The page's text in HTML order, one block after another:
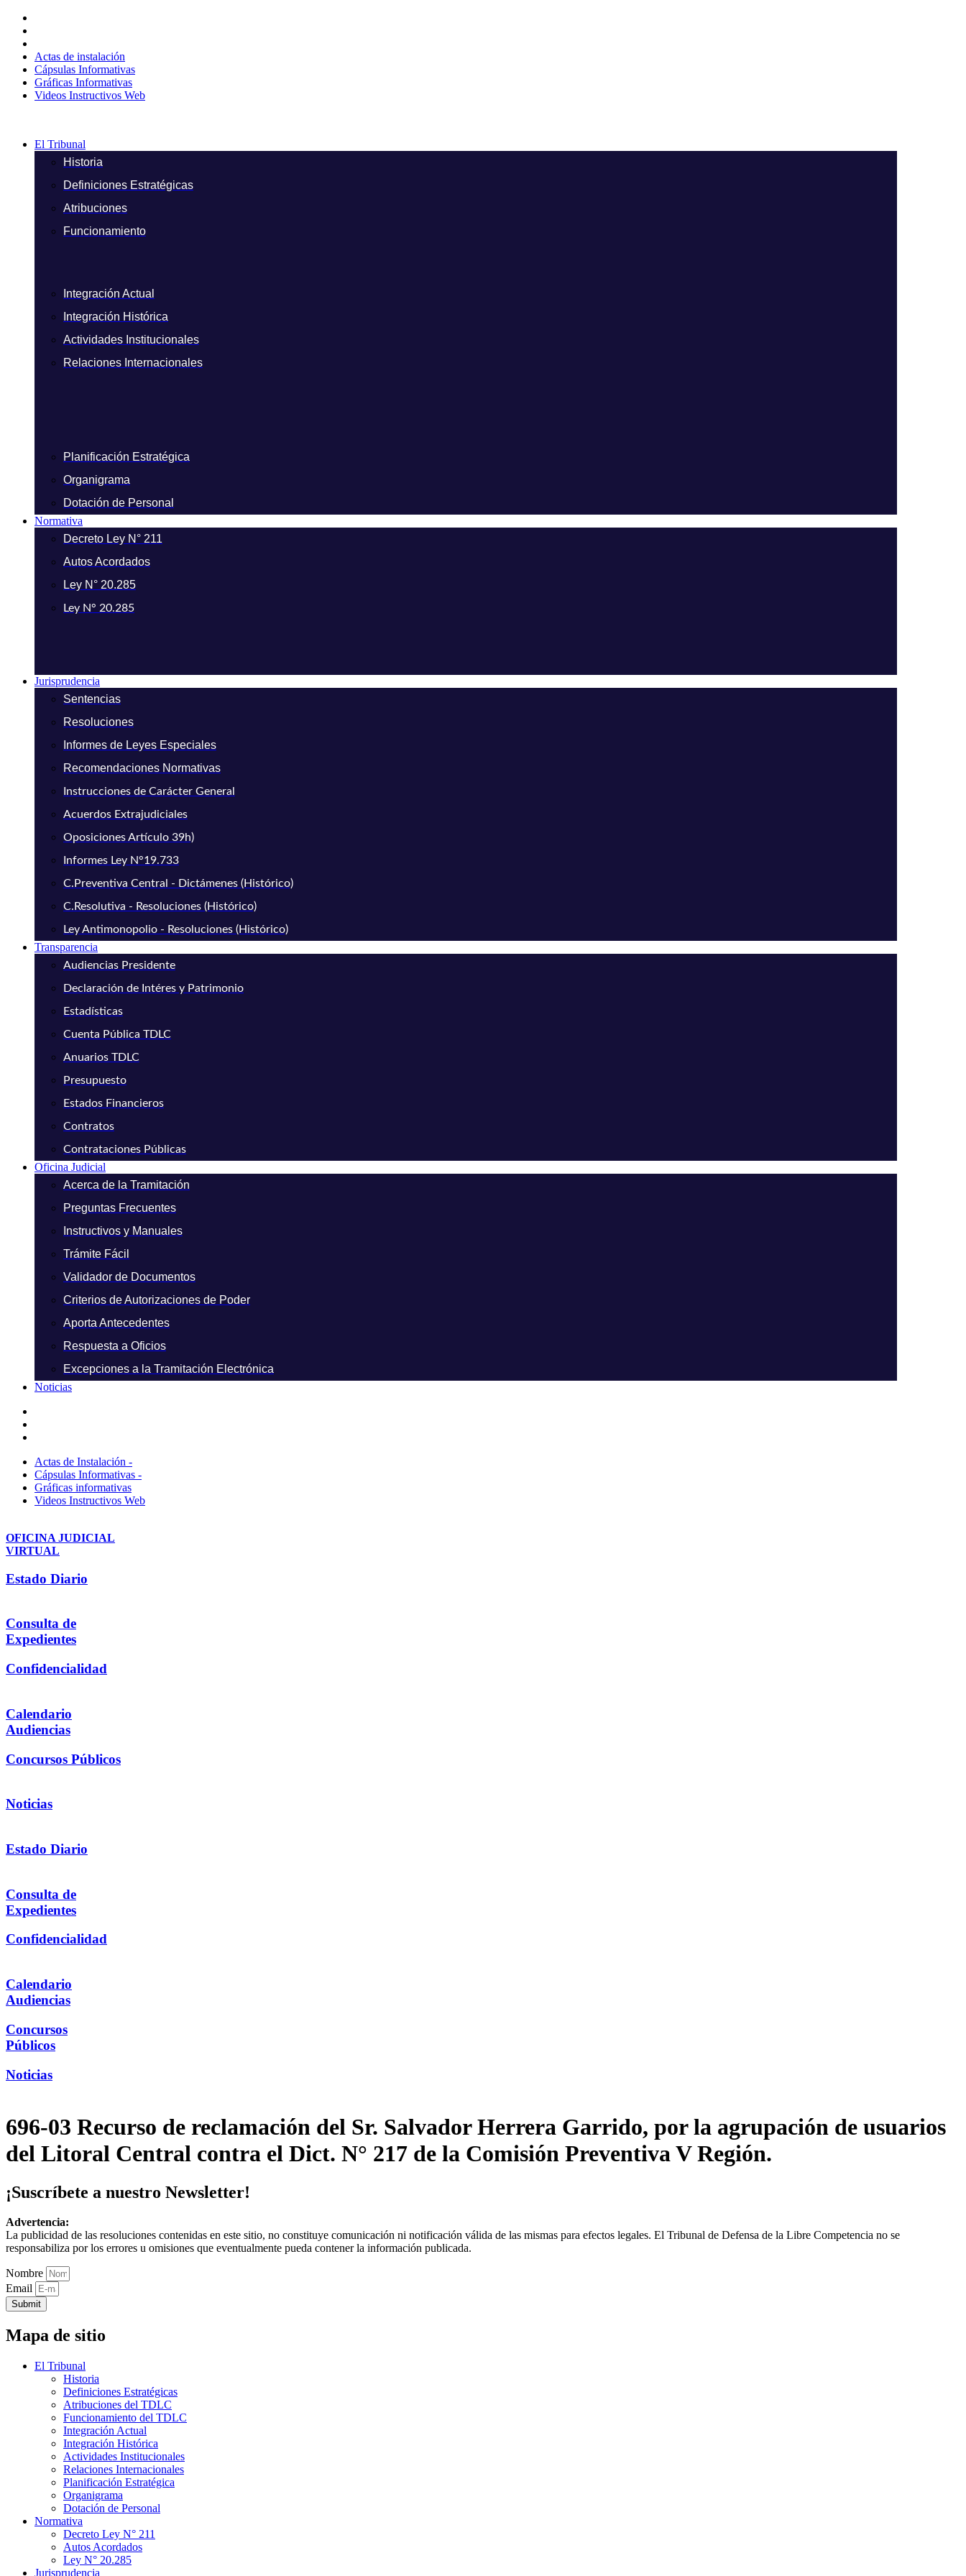
contenido
Actas de instalación
Cápsulas Informativas
Gráficas Informativas
Videos Instructivos Web
El Tribunal
Historia
Definiciones Estratégicas
Atribuciones
Funcionamiento
Integración Actual
Integración Histórica
Actividades Institucionales
Relaciones Internacionales
Planificación Estratégica
Organigrama
Dotación de Personal
Normativa
Decreto Ley N° 211
Autos Acordados
Ley N° 20.285
Ley N° 20.285
Jurisprudencia
Sentencias
Resoluciones
Informes de Leyes Especiales
Recomendaciones Normativas
Instrucciones de Carácter General
Acuerdos Extrajudiciales
Oposiciones Artículo 39h)
Informes Ley N°19.733
C.Preventiva Central - Dictámenes (Histórico)
C.Resolutiva - Resoluciones (Histórico)
Ley Antimonopolio - Resoluciones (Histórico)
Transparencia
Audiencias Presidente
Declaración de Intéres y Patrimonio
Estadísticas
Cuenta Pública TDLC
Anuarios TDLC
Presupuesto
Estados Financieros
Contratos
Contrataciones Públicas
Oficina Judicial
Acerca de la Tramitación
Preguntas Frecuentes
Instructivos y Manuales
Trámite Fácil
Validador de Documentos
Criterios de Autorizaciones de Poder
Aporta Antecedentes
Respuesta a Oficios
Excepciones a la Tramitación Electrónica
Noticias
Actas de Instalación -
Cápsulas Informativas -
Gráficas informativas
Videos Instructivos Web
OFICINA JUDICIAL
VIRTUAL
Estado Diario
Consulta de
Expedientes
Confidencialidad
Calendario
Audiencias
Concursos Públicos
Noticias
Estado Diario
Consulta de
Expedientes
Confidencialidad
Calendario
Audiencias
Concursos
Públicos
Noticias
696-03 Recurso de reclamación del Sr. Salvador Herrera Garrido, por la agrupación de usuarios
del Litoral Central contra el Dict. N° 217 de la Comisión Preventiva V Región.
¡Suscríbete a nuestro Newsletter!
Advertencia:
La publicidad de las resoluciones contenidas en este sitio, no constituye comunicación ni notificación válida de las mismas para efectos legales. El Tribunal de Defensa de la Libre Competencia no se
responsabiliza por los errores u omisiones que eventualmente pueda contener la información publicada.
Nombre
Email
Submit
Mapa de sitio
El Tribunal
Historia
Definiciones Estratégicas
Atribuciones del TDLC
Funcionamiento del TDLC
Integración Actual
Integración Histórica
Actividades Institucionales
Relaciones Internacionales
Planificación Estratégica
Organigrama
Dotación de Personal
Normativa
Decreto Ley N° 211
Autos Acordados
Ley N° 20.285
Jurisprudencia